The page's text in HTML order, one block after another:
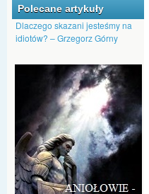
człowiekiem nienawiści.
Nawet kąkol może Bóg
przeistoczyć w pszenicę.
Dajmy Bogu szansę, by nas
przemienił, aby na nowo
pojawiło się w nas Boże
tchnienie.
Polecane artykuły
Dlaczego skazani jesteśmy na
idiotów? – Grzegorz Górny